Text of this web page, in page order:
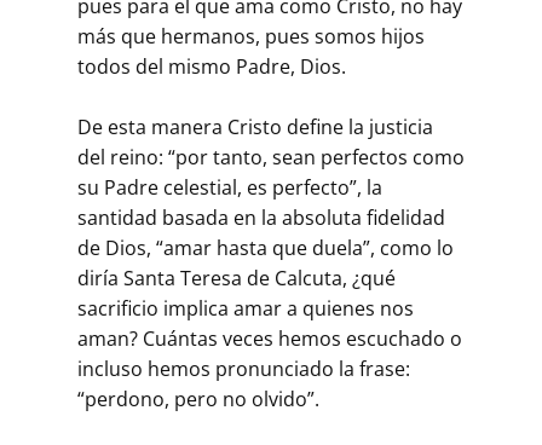
pues para el que ama como Cristo, no hay
más que hermanos, pues somos hijos
todos del mismo Padre, Dios.
De esta manera Cristo define la justicia
del reino: “por tanto, sean perfectos como
su Padre celestial, es perfecto”, la
santidad basada en la absoluta fidelidad
de Dios, “amar hasta que duela”, como lo
diría Santa Teresa de Calcuta, ¿qué
sacrificio implica amar a quienes nos
aman? Cuántas veces hemos escuchado o
incluso hemos pronunciado la frase:
“perdono, pero no olvido”.